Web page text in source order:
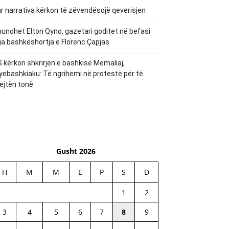
narrativa kërkon të zëvendësojë qeverisjen
Elton Qyno, gazetari goditet në befasi
bashkëshortja e Florenc Çapjas
kërkon shkrirjen e bashkisë Memaliaj,
Të ngrihemi në protestë për të
tonë
Gusht 2026
H M M E P S D
1
2
3
4 5 6 7 8
9